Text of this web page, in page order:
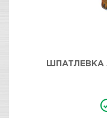
ШПАТЛЕВКА